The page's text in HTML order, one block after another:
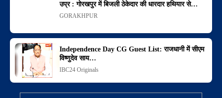
उप्र : गोरखपुर में बिजली ठेकेदार की धारदार हथियार से…
GORAKHPUR
Independence Day CG Guest List: राजधानी में सीएम
विष्णुदेव साय…
IBC24 Originals